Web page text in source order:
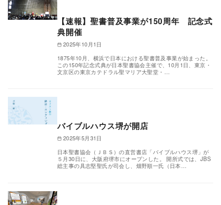
【速報】聖書普及事業が150周年 記念式
典開催
2025年10月1日
1875年10月、横浜で日本における聖書普及事業が始まった。
この150年記念式典が日本聖書協会主催で、10月1日、東京・
文京区の東京カテドラル聖マリア大聖堂・…
バイブルハウス堺が開店
2025年5月31日
日本聖書協会（ＪＢＳ）の直営書店「バイブルハウス堺」が
５月30日に、大阪府堺市にオープンした。 開所式では、JBS
総主事の具志堅聖氏が司会し、畑野順一氏（日本…